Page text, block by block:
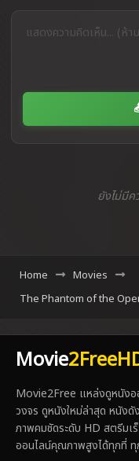
ยังไม่มี
Home
Movies
The Phantom of the
Movie
Movie2Free แหล่งดูหนังอ
วงจร ดูหนังใหม่ล่าสุด หนัง
ภาพคมชัดระดับ HD สตรีมเ
ออนไลน์คุณภาพสูงได้ทุกที่ ทุ